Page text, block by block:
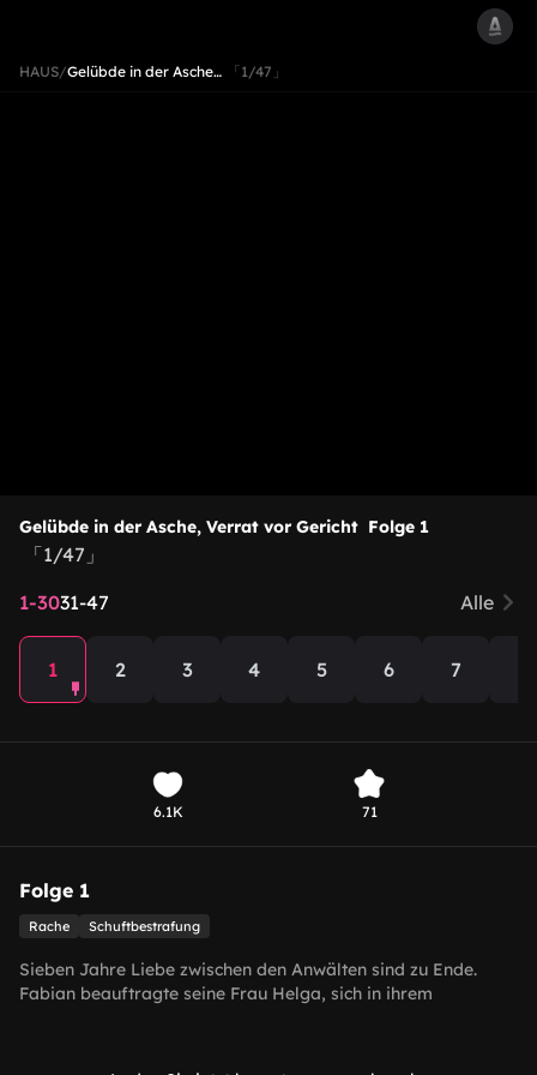
HAUS/Gelübde in der Asche… 「1/47」
Gelübde in der Asche, Verrat vor Gericht Folge 1
「1/47」
1-3031-47 Alle
1 2 3 4 5 6 7
6.1K 71
Folge 1
Rache Schuftbestrafung
Sieben Jahre Liebe zwischen den Anwälten sind zu Ende.
Fabian beauftragte seine Frau Helga, sich in ihrem